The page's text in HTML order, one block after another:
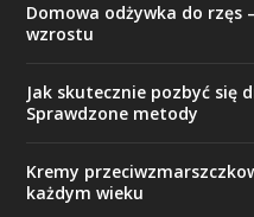
Domowa odżywka do rzęs
wzrostu
Jak skutecznie pozbyć się
Sprawdzone metody
Kremy
każdym wieku